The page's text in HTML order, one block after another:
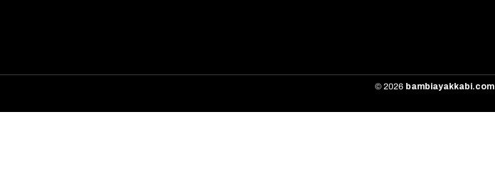
© 2026 bambiayakkabi.com